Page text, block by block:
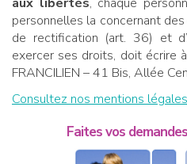
personnelles la concernant
de rectification (art. 36) et
exercer ses droits, doit écrire
FRANCILIEN – 41 Bis, Allée
Consultez nos mentions légales
Faites vos